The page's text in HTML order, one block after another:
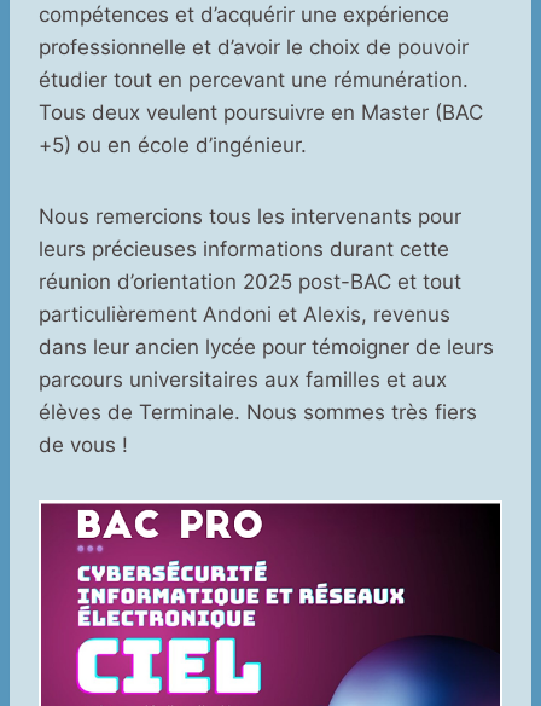
compétences et d’acquérir une expérience
professionnelle et d’avoir le choix de pouvoir
étudier tout en percevant une rémunération.
Tous deux veulent poursuivre en Master (BAC
+5) ou en école d’ingénieur.
Nous remercions tous les intervenants pour
leurs précieuses informations durant cette
réunion d’orientation 2025 post-BAC et tout
particulièrement Andoni et Alexis, revenus
dans leur ancien lycée pour témoigner de leurs
parcours universitaires aux familles et aux
élèves de Terminale. Nous sommes très fiers
de vous !